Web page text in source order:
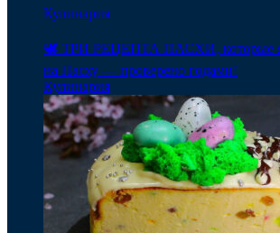
Кулинария
🕊️ ТРИ РЕЦЕПТА ПАСХИ, которые я
на Пасху — проверено годами!
Кулинария